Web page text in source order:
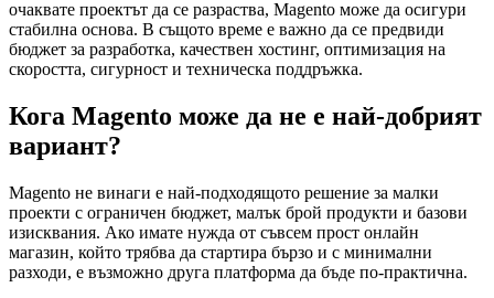
очаквате проектът да се разраства, Magento може да осигури
стабилна основа. В същото време е важно да се предвиди
бюджет за разработка, качествен хостинг, оптимизация на
скоростта, сигурност и техническа поддръжка.
Кога Magento може да не е най-добрият
вариант?
Magento не винаги е най-подходящото решение за малки
проекти с ограничен бюджет, малък брой продукти и базови
изисквания. Ако имате нужда от съвсем прост онлайн
магазин, който трябва да стартира бързо и с минимални
разходи, е възможно друга платформа да бъде по-практична.